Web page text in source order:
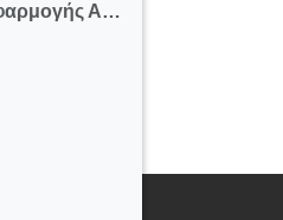
5. Σχεδιασμός εφαρμογής Αpp